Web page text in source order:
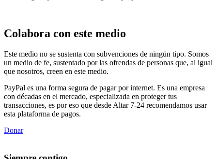
Colabora con este medio
Este medio no se sustenta con subvenciones de ningún tipo. Somos
un medio de fe, sustentado por las ofrendas de personas que, al igual
que nosotros, creen en este medio.
PayPal es una forma segura de pagar por internet. Es una empresa
con décadas en el mercado, especializada en proteger tus
transacciones, es por eso que desde Altar 7-24 recomendamos usar
esta plataforma de pagos.
Donar